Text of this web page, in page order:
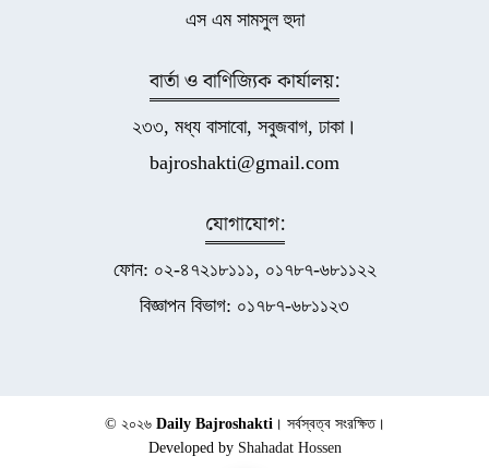
এস এম সামসুল হুদা
বার্তা ও বাণিজ্যিক কার্যালয়:
২৩৩, মধ্য বাসাবো, সবুজবাগ, ঢাকা।
bajroshakti@gmail.com
যোগাযোগ:
ফোন: ০২-৪৭২১৮১১১, ০১৭৮৭-৬৮১১২২
বিজ্ঞাপন বিভাগ: ০১৭৮৭-৬৮১১২৩
© ২০২৬ Daily Bajroshakti । সর্বস্বত্ব সংরক্ষিত।
Developed by Shahadat Hossen